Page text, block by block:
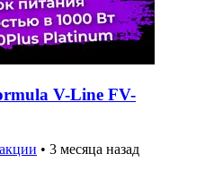
V-Line FV-
• 3 месяца назад